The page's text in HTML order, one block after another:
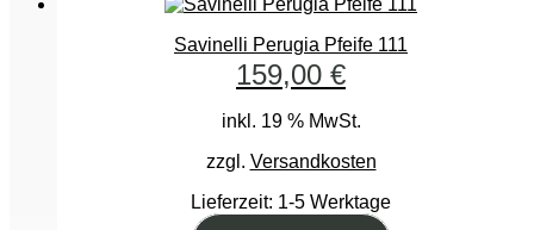
Savinelli Perugia Pfeife 111
159,00 €
inkl. 19 % MwSt.
zzgl. Versandkosten
Lieferzeit: 1-5 Werktage